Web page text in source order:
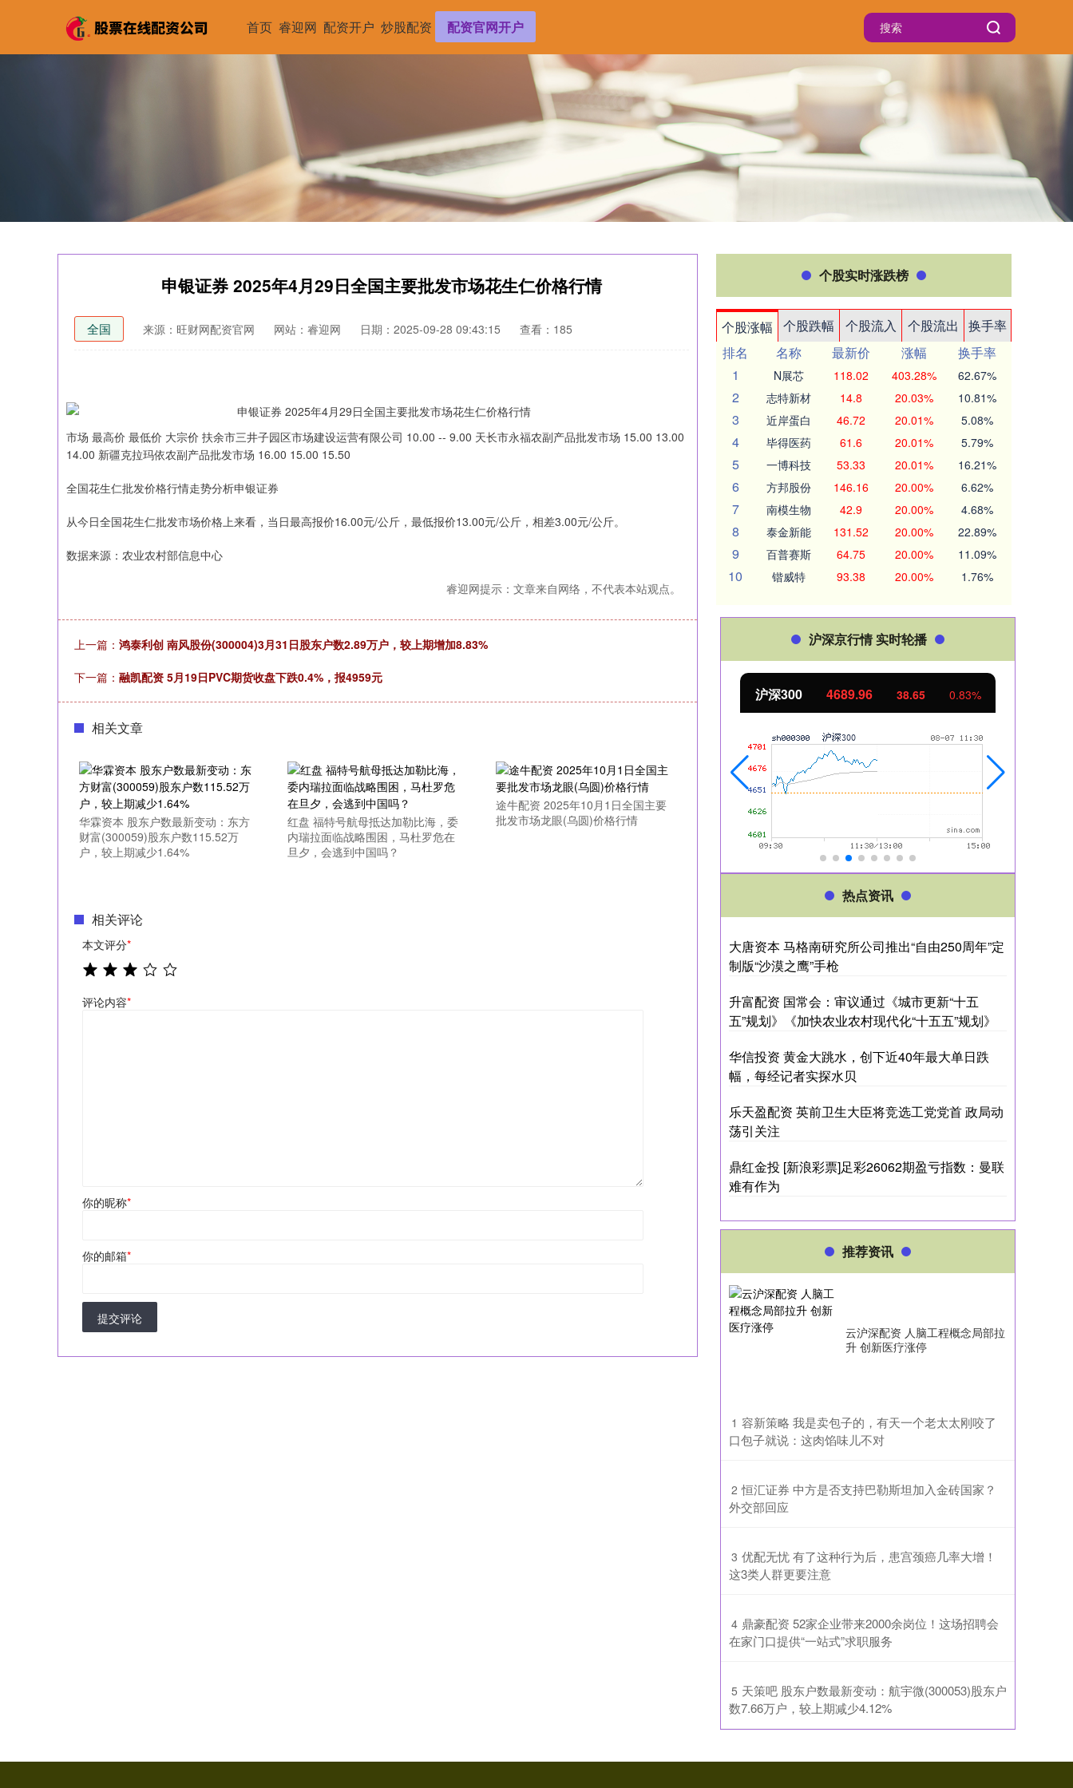
首页 睿迎网 配资开户 炒股配资 配资官网开户
申银证券 2025年4月29日全国主要批发市场花生仁价格行情
全国 来源：旺财网配资官网 网站：睿迎网 日期：2025-09-28 09:43:15 查看：185
市场 最高价 最低价 大宗价 扶余市三井子园区市场建设运营有限公司 10.00 -- 9.00 天长市永福农副产品批发市场 15.00 13.00
14.00 新疆克拉玛依农副产品批发市场 16.00 15.00 15.50
全国花生仁批发价格行情走势分析申银证券
从今日全国花生仁批发市场价格上来看，当日最高报价16.00元/公斤，最低报价13.00元/公斤，相差3.00元/公斤。
数据来源：农业农村部信息中心
睿迎网提示：文章来自网络，不代表本站观点。
上一篇： 鸿泰利创 南风股份(300004)3月31日股东户数2.89万户，较上期增加8.83%
下一篇： 融凯配资 5月19日PVC期货收盘下跌0.4%，报4959元
相关文章
华霖资本 股东户数最新变动：东方
财富(300059)股东户数115.52万
户，较上期减少1.64%
红盘 福特号航母抵达加勒比海，委
内瑞拉面临战略围困，马杜罗危在
旦夕，会逃到中国吗？
途牛配资 2025年10月1日全国主要
批发市场龙眼(乌圆)价格行情
相关评论
本文评分*
评论内容*
你的昵称*
你的邮箱*
提交评论
个股实时涨跌榜
个股涨幅 个股跌幅 个股流入 个股流出
换手率
排名
名称 最新价 涨幅
换手率
1
N展芯 118.02 403.28% 62.67%
2 志特新材 14.8 20.03% 10.81%
3 近岸蛋白 46.72 20.01% 5.08%
4 毕得医药 61.6 20.01% 5.79%
5 一博科技 53.33 20.01% 16.21%
6 方邦股份 146.16 20.00% 6.62%
7 南模生物 42.9 20.00% 4.68%
8 泰金新能 131.52 20.00% 22.89%
9 百普赛斯 64.75 20.00% 11.09%
10 锴威特 93.38 20.00% 1.76%
沪深京行情 实时轮播
北证50 1129.72 6.84 0.61%
热点资讯
大唐资本 马格南研究所公司推出“自由250周年”定
制版“沙漠之鹰”手枪
升富配资 国常会：审议通过《城市更新“十五
五”规划》《加快农业农村现代化“十五五”规划》
华信投资 黄金大跳水，创下近40年最大单日跌
幅，每经记者实探水贝
乐天盈配资 英前卫生大臣将竞选工党党首 政局动
荡引关注
鼎红金投 [新浪彩票]足彩26062期盈亏指数：曼联
难有作为
推荐资讯
云沪深配资 人脑工程概念局部拉
升 创新医疗涨停
1 ​容新策略 我是卖包子的，有天一个老太太刚咬了
口包子就说：这肉馅味儿不对
2 ​恒汇证券 中方是否支持巴勒斯坦加入金砖国家？
外交部回应
3 ​优配无忧 有了这种行为后，患宫颈癌几率大增！
这3类人群更要注意
4 ​鼎豪配资 52家企业带来2000余岗位！这场招聘会
在家门口提供“一站式”求职服务
5 ​天策吧 股东户数最新变动：航宇微(300053)股东户
数7.66万户，较上期减少4.12%